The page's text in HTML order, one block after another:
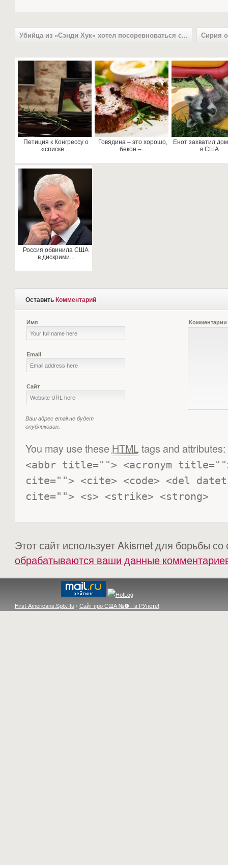
Убийца из «Сэнди Хук» хотел посоревноваться с... Сирия
Петиция к Конгрессу о
«списке ...
Говядина – это хорошо,
бекон –...
Енот захватил
в США
Россия обвинила США
в дискрими...
ОставитьКомментарий
Имя
Email
Сайт
Ваш адрес email не будет
опубликован.
Комментарии
You may use these HTMLtags and attributes:
<abbr title=""> <acronym
cite=""> <cite> <code> <del
cite=""> <s> <strike> <strong>
Этот сайт использует Akismet для борьбы
обрабатываются ваши данные
First-Americans.Spb.Ru› Сайт про США №❶ - в РУнете!